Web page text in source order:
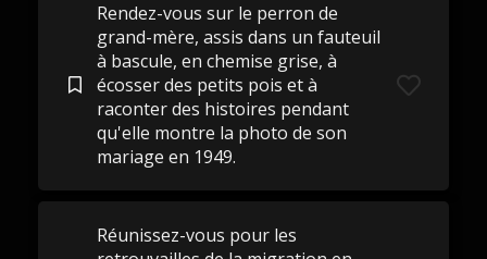
Rendez-vous sur le perron de
grand-mère, assis dans un fauteuil
à bascule, en chemise grise, à
écosser des petits pois et à
raconter des histoires pendant
qu'elle montre la photo de son
mariage en 1949.
Réunissez-vous pour les